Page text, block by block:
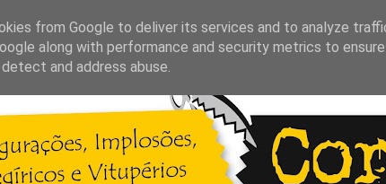
from Google to deliver its services and to analyze
along with performance and security metrics to
and address abuse.